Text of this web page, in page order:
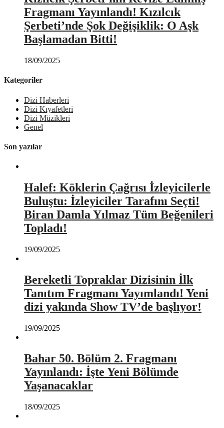
Fragmanı Yayınlandı! Kızılcık
Şerbeti’nde Şok Değişiklik: O Aşk
Başlamadan Bitti!
18/09/2025
Kategoriler
Dizi Haberleri
Dizi Kıyafetleri
Dizi Müzikleri
Genel
Son yazılar
Halef: Köklerin Çağrısı İzleyicilerle
Buluştu: İzleyiciler Tarafını Seçti!
Biran Damla Yılmaz Tüm Beğenileri
Topladı!
19/09/2025
Bereketli Topraklar Dizisinin İlk
Tanıtım Fragmanı Yayımlandı! Yeni
dizi yakında Show TV’de başlıyor!
19/09/2025
Bahar 50. Bölüm 2. Fragmanı
Yayınlandı: İşte Yeni Bölümde
Yaşanacaklar
18/09/2025